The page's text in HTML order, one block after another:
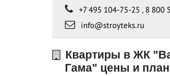
+7 495 104-75-25 , 8 800
info@stroyteks.ru
Квартиры в ЖК
Гама" цены и